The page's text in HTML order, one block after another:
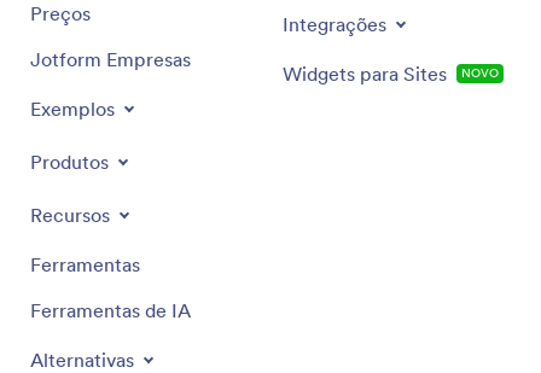
Preços
Jotform Empresas
Exemplos
Produtos
Recursos
Ferramentas
Ferramentas de IA
Alternativas
Integrações
Widgets para Sites NOVO